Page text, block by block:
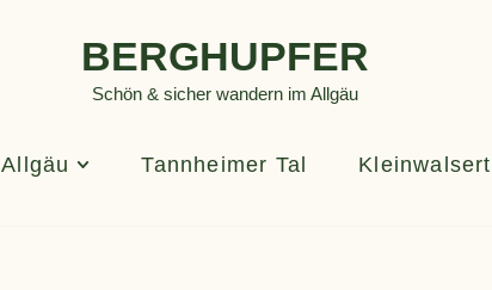
BERGHUPFER
Schön & sicher wandern im Allgäu
Allgäu Tannheimer Tal